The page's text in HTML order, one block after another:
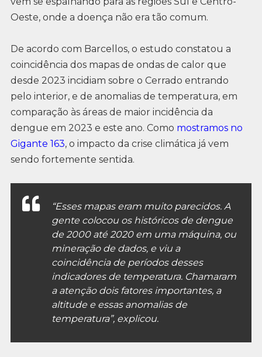
Oeste, onde a doença não era tão comum.
De acordo com Barcellos, o estudo constatou a
coincidência dos mapas de ondas de calor que
desde 2023 incidiam sobre o Cerrado entrando
pelo interior, e de anomalias de temperatura, em
comparação às áreas de maior incidência da
dengue em 2023 e este ano. Como mostramos no
Gigante 163, o impacto da crise climática já vem
sendo fortemente sentida.
“Esses mapas eram muito parecidos. A
gente colocou os históricos de dengue
de 2000 até 2020 em uma máquina, ou
mineração de dados, e viu a
coincidência de períodos desses
indicadores de temperatura. Chamaram
a atenção dois fatores importantes, a
altitude e essas anomalias de
temperatura”, explicou.